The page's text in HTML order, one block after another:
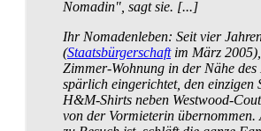
Nomadin", sagt sie. [...]
Ihr Nomadenleben: Seit vier
(Staatsbürgerschaftim März
Zimmer-Wohnung in der Nähe
spärlich eingerichtet, den einzigen
H&M-Shirts neben Westwood-
von der Vormieterin